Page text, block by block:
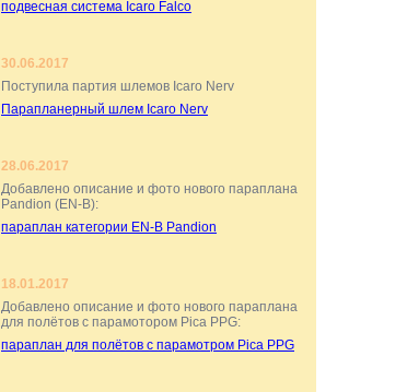
подвесная система Icaro Falco
30.06.2017
Поступила партия шлемов Icaro Nerv
Парапланерный шлем Icaro Nerv
28.06.2017
Добавлено описание и фото нового параплана
Pandion (EN-B):
параплан категории EN-B Pandion
18.01.2017
Добавлено описание и фото нового параплана
для полётов с парамотором Pica PPG:
параплан для полётов с парамотром Pica PPG